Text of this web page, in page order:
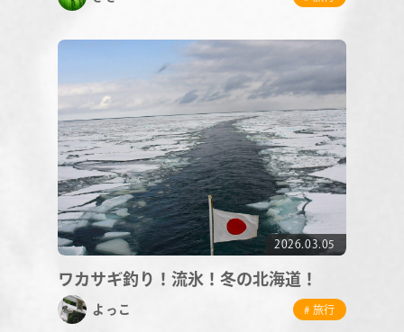
2026.03.05
ワカサギ釣り！流氷！冬の北海道！
よっこ # 旅行